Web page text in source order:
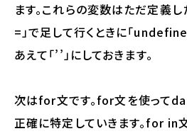
ます。これらの変数はただ定義
=」で足して行くときに「
あえて「’’」にしておきます。
次はfor文です。for文を使って
正確に特定していきます。for in